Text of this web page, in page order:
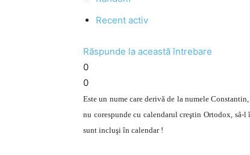
Recent activ
Răspunde la această întrebare
0
0
Este un nume care derivă de la numele
nu corespunde cu calendarul creştin Ortodox,
sunt incluşi în calendar !